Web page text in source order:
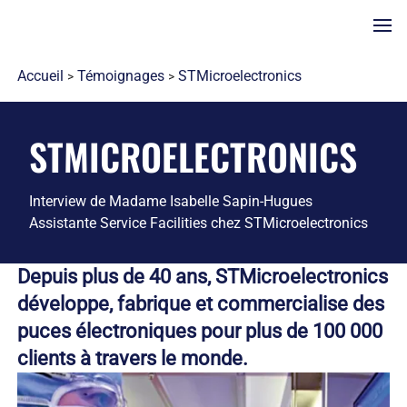
principal
NOUS
LOCATION
ENTRETIEN
avantages
de
location-
entretien
Risque
de
l'entretien
à
DE
NETEXIAL
histoire
Pourquoi
Netexial
?
SECTEURS
NOS
Industrie
Commerces
alimentaires
Restauration
Salles propres
Secteur
automobile
Sidérurgie et
métallurgie
Chimie et
pharmaceutique
Agroalimentaire
Collectivités
Paramédical
NOS
COLLECTIONS
Vêtements
EPI
Linge
professionnel
Vêtements
de
travail
0158349651
UN
DEVIS
?
Fil
d'Ariane
Accueil Témoignages STMicroelectronics
STMICROELECTRONICS
Interview de Madame Isabelle Sapin-Hugues
Assistante Service Facilities chez STMicroelectronics
Depuis plus de 40 ans, STMicroelectronics
développe, fabrique et commercialise des
puces électroniques pour plus de 100 000
clients à travers le monde.